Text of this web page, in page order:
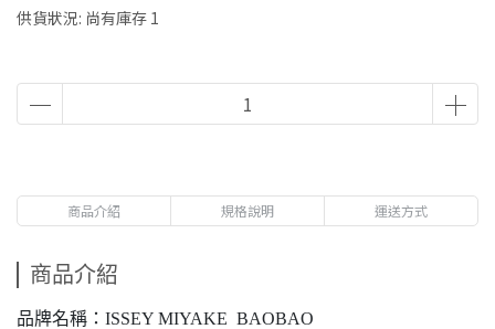
供貨狀況: 尚有庫存 1
商品介紹 規格說明 運送方式
商品介紹
品牌名稱：ISSEY MIYAKE BAOBAO